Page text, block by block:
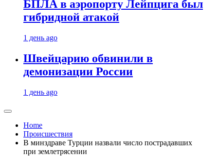
БПЛА в аэропорту Лейпцига был
гибридной атакой
1 день ago
Швейцарию обвинили в
демонизации России
1 день ago
Home
Происшествия
В минздраве Турции назвали число пострадавших
при землетрясении